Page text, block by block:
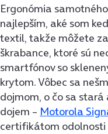
Ergonómia
najlepším, aké som
textil, takže môžete
škrabance, ktoré sú
smartfónov so
krytom. Vôbec sa
dojmom, o čo sa stará
dojem – Motorola
certifikátom odolnosti